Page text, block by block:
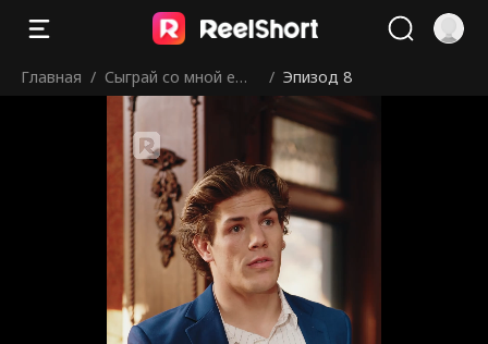
Главная / Сыграй со мной ещё
раз, малыш
/ Эпизод 8